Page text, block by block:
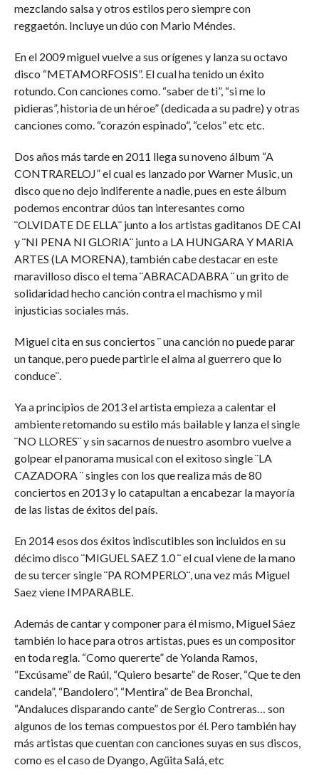
mezclando salsa y otros estilos pero siempre con
reggaetón. Incluye un dúo con Mario Méndes.
En el 2009 miguel vuelve a sus orígenes y lanza su octavo
disco “METAMORFOSIS”. El cual ha tenido un éxito
rotundo. Con canciones como. “saber de ti”, “si me lo
pidieras”, historia de un héroe” (dedicada a su padre) y otras
canciones como. “corazón espinado”, “celos” etc etc.
Dos años más tarde en 2011 llega su noveno álbum “A
CONTRARELOJ” el cual es lanzado por Warner Music, un
disco que no dejo indiferente a nadie, pues en este álbum
podemos encontrar dúos tan interesantes como
¨OLVIDATE DE ELLA¨ junto a los artistas gaditanos DE CAI
y ¨NI PENA NI GLORIA¨ junto a LA HUNGARA Y MARIA
ARTES (LA MORENA), también cabe destacar en este
maravilloso disco el tema ¨ABRACADABRA ¨ un grito de
solidaridad hecho canción contra el machismo y mil
injusticias sociales más.
Miguel cita en sus conciertos ¨ una canción no puede parar
un tanque, pero puede partirle el alma al guerrero que lo
conduce¨.
Ya a principios de 2013 el artista empieza a calentar el
ambiente retomando su estilo más bailable y lanza el single
¨NO LLORES¨ y sin sacarnos de nuestro asombro vuelve a
golpear el panorama musical con el exitoso single ¨LA
CAZADORA ¨ singles con los que realiza más de 80
conciertos en 2013 y lo catapultan a encabezar la mayoría
de las listas de éxitos del país.
En 2014 esos dos éxitos indiscutibles son incluidos en su
décimo disco ¨MIGUEL SAEZ 1.0 ¨ el cual viene de la mano
de su tercer single ¨PA ROMPERLO¨, una vez más Miguel
Saez viene IMPARABLE.
Además de cantar y componer para él mismo, Miguel Sáez
también lo hace para otros artistas, pues es un compositor
en toda regla. “Como quererte” de Yolanda Ramos,
“Excúsame” de Raúl, “Quiero besarte” de Roser, “Que te den
candela”, “Bandolero”, “Mentira” de Bea Bronchal,
“Andaluces disparando cante” de Sergio Contreras… son
algunos de los temas compuestos por él. Pero también hay
más artistas que cuentan con canciones suyas en sus discos,
como es el caso de Dyango, Agüita Salá, etc